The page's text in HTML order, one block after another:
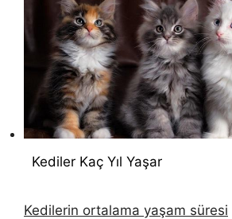
Kediler Kaç Yıl Yaşar
Kedilerin ortalama yaşam süresi